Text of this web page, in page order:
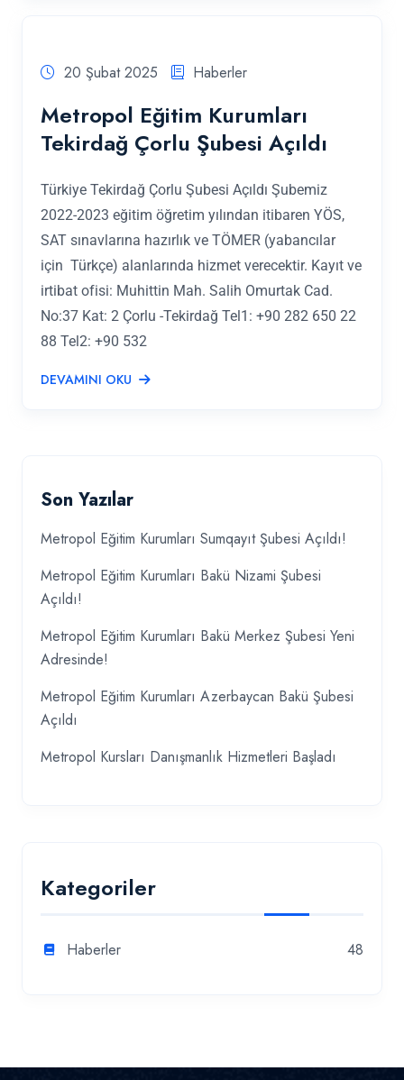
20 Şubat 2025 Haberler
Metropol Eğitim Kurumları
Tekirdağ Çorlu Şubesi Açıldı
Türkiye Tekirdağ Çorlu Şubesi Açıldı Şubemiz
2022-2023 eğitim öğretim yılından itibaren YÖS,
SAT sınavlarına hazırlık ve TÖMER (yabancılar
için Türkçe) alanlarında hizmet verecektir. Kayıt ve
irtibat ofisi: Muhittin Mah. Salih Omurtak Cad.
No:37 Kat: 2 Çorlu -Tekirdağ Tel1: +90 282 650 22
88 Tel2: +90 532
DEVAMINI OKU
Son Yazılar
Metropol Eğitim Kurumları Sumqayıt Şubesi Açıldı!
Metropol Eğitim Kurumları Bakü Nizami Şubesi
Açıldı!
Metropol Eğitim Kurumları Bakü Merkez Şubesi Yeni
Adresinde!
Metropol Eğitim Kurumları Azerbaycan Bakü Şubesi
Açıldı
Metropol Kursları Danışmanlık Hizmetleri Başladı
Kategoriler
Haberler 48